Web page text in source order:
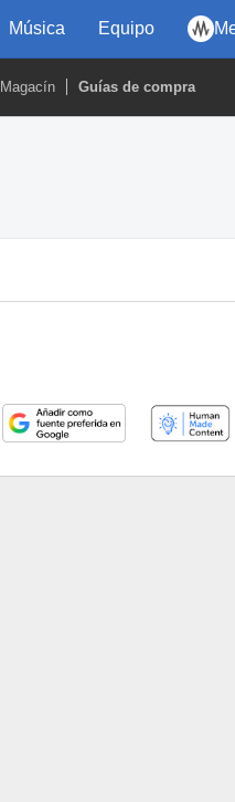
Música Equipo
Magacín Guías de compra